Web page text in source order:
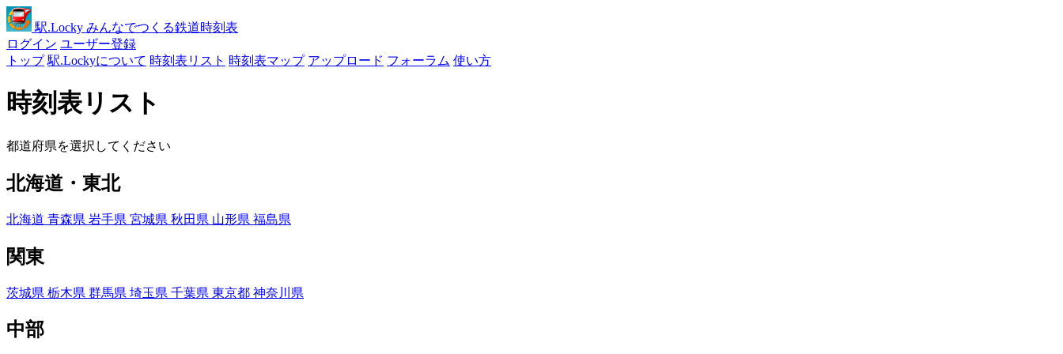
駅.Locky みんなでつくる鉄道時刻表
ログイン ユーザー登録
トップ 駅.Lockyについて 時刻表リスト 時刻表マップ アップロード フォーラム 使い方
時刻表リスト
都道府県を選択してください
北海道・東北
北海道 青森県 岩手県 宮城県 秋田県 山形県 福島県
関東
茨城県 栃木県 群馬県 埼玉県 千葉県 東京都 神奈川県
中部